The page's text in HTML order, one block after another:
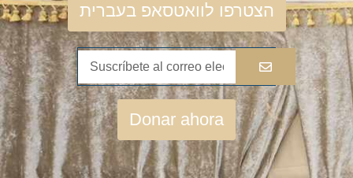
הצטרפו לוואטסאפ בעברית
Donar ahora